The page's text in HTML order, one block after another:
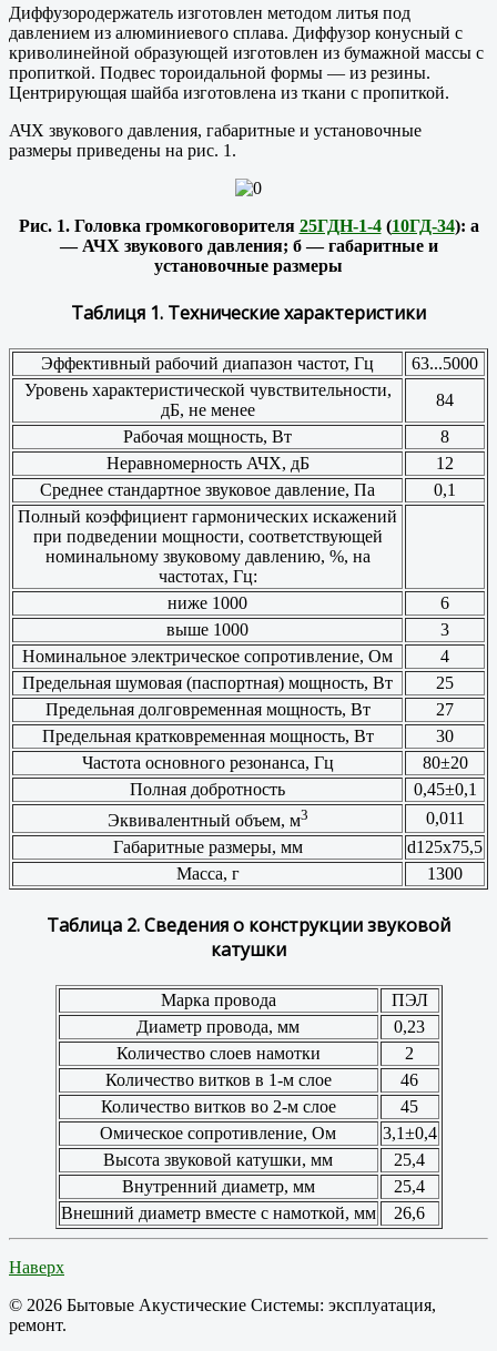
Диффузородержатель изготовлен методом литья под
давлением из алюминиевого сплава. Диффузор конусный с
криволинейной образующей изготовлен из бумажной массы с
пропиткой. Подвес тороидальной формы — из резины.
Центрирующая шайба изготовлена из ткани с пропиткой.
АЧХ звукового давления, габаритные и установочные
размеры приведены на рис. 1.
Рис. 1. Головка громкоговорителя 25ГДН-1-4(10ГД-34): а
— АЧХ звукового давления; б — габаритные и
установочные размеры
Таблиця 1. Технические характеристики
Эффективный рабочий диапазон частот, Гц
63...5000
Уровень характеристической чувствительности,
дБ, не менее
84
Рабочая мощность, Вт
8
Неравномерность АЧХ, дБ
12
Среднее стандартное звуковое давление, Па
0,1
Полный коэффициент гармонических искажений
при подведении мощности, соответствующей
номинальному звуковому давлению, %, на
частотах, Гц:
ниже 1000
6
выше 1000
3
Номинальное электрическое сопротивление, Ом
4
Предельная шумовая (паспортная) мощность, Вт
25
Предельная долговременная мощность, Вт
27
Предельная кратковременная мощность, Вт
30
Частота основного резонанса, Гц
80±20
Полная добротность
0,45±0,1
Эквивалентный объем, м3
0,011
Габаритные размеры, мм
d125x75,5
Масса, г
1300
Таблица 2. Сведения о конструкции звуковой
катушки
Марка провода
ПЭЛ
Диаметр провода, мм
0,23
Количество слоев намотки
2
Количество витков в 1-м слое
46
Количество витков во 2-м слое
45
Омическое сопротивление, Ом
3,1±0,4
Высота звуковой катушки, мм
25,4
Внутренний диаметр, мм
25,4
Внешний диаметр вместе с намоткой, мм
26,6
Наверх
© 2026 Бытовые Акустические Системы: эксплуатация,
ремонт.